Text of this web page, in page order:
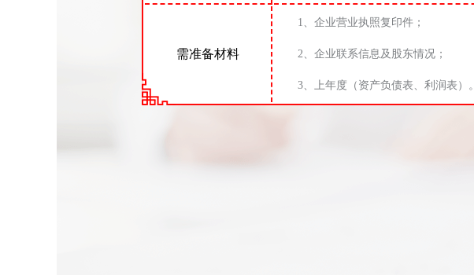
需准备材料
1、企业营业执照复印件；
2、企业联系信息及股东情况；
3、上年度（资产负债表、利润表）。